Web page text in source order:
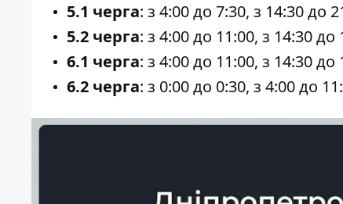
5.1 черга: з 4:00 до 7:30, з 14:30 до
5.2 черга: з 4:00 до 11:00, з 14:30 до
6.1 черга: з 4:00 до 11:00, з 14:30 до
6.2 черга: з 0:00 до 0:30, з 4:00 до